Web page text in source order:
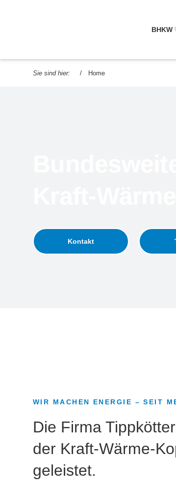
BHKW
Sie sind hier: Home
Kontakt
WIR MACHEN ENERGIE – SEIT
Die Firma
der Kraft-Wärme-
geleistet.